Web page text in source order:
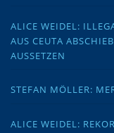
ALICE WEIDEL:
AUS CEUTA
AUSSETZEN
STEFAN MÖLLER:
ALICE WEIDEL: